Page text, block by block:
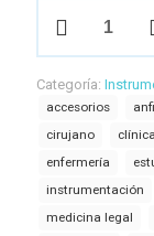
garra)
cantidad
Categoría:
accesorios
cirujano
clínica
enfermería
instrumentación
medicina legal